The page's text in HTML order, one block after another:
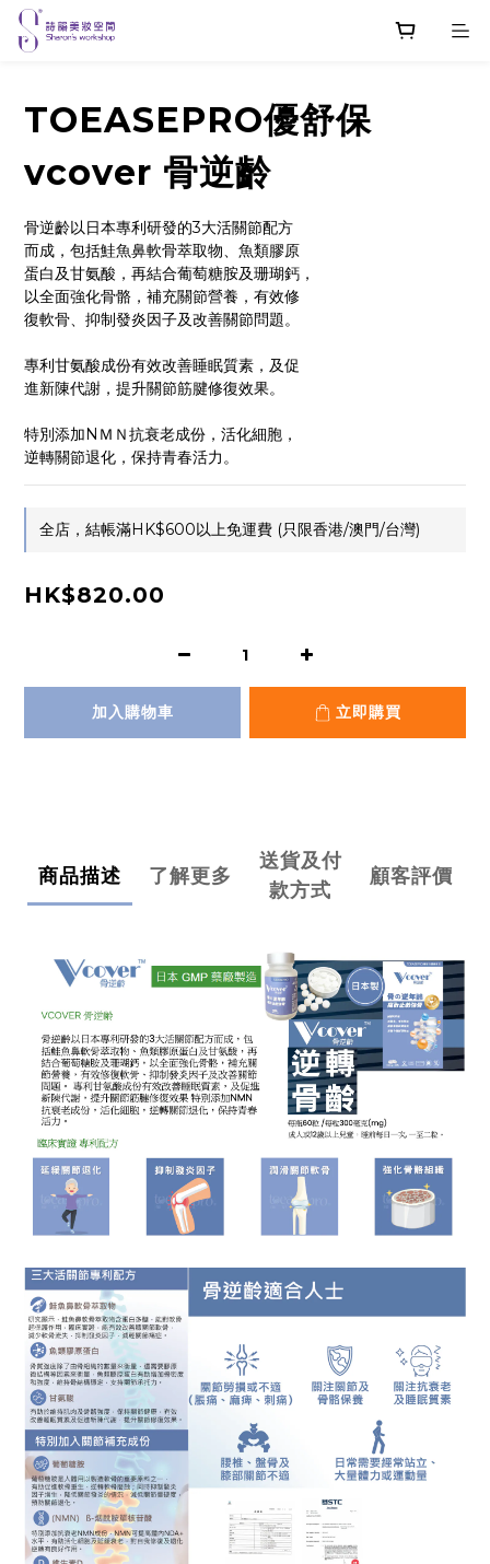
TOEASEPRO優舒保
vcover 骨逆齡
骨逆齡以日本專利研發的3大活關節配方
而成，包括鮭魚鼻軟骨萃取物、魚類膠原
蛋白及甘氨酸，再結合葡萄糖胺及珊瑚鈣，
以全面強化骨骼，補充關節營養，有效修
復軟骨、抑制發炎因子及改善關節問題。
專利甘氨酸成份有效改善睡眠質素，及促
進新陳代謝，提升關節筋腱修復效果。
特別添加NＭＮ抗衰老成份，活化細胞，
逆轉關節退化，保持青春活力。
全店，結帳滿HK$600以上免運費 (只限香港/澳門/台灣)
HK$820.00
加入購物車 立即購買
商品描述 了解更多
送貨及付
款方式
顧客評價